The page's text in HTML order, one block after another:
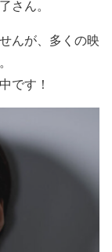
さん。
んが、 多くの映
。
です！